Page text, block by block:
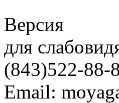
Версия
для
(843)522-88-
Email: